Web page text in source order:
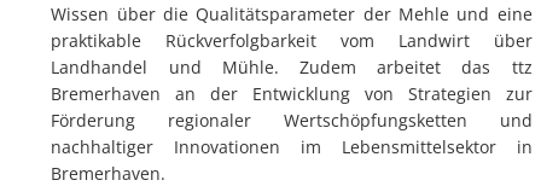
Wissen über die Qualitätsparameter der Mehle und eine
praktikable Rückverfolgbarkeit vom Landwirt über
Landhandel und Mühle. Zudem arbeitet das ttz
Bremerhaven an der Entwicklung von Strategien zur
Förderung regionaler Wertschöpfungsketten und
nachhaltiger Innovationen im Lebensmittelsektor in
Bremerhaven.